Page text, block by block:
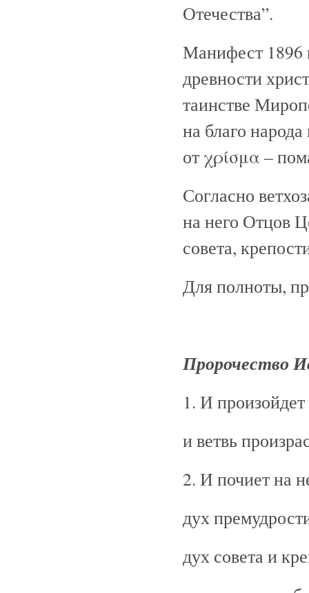
Отечества”.
Манифест 1896
древности
таинстве
на благо
от χρίσμα –
Согласно
на него Отцов
совета,
Для полноты,
Пророчество
1. И
и ветвь
2. И почиет на
дух
дух совета и